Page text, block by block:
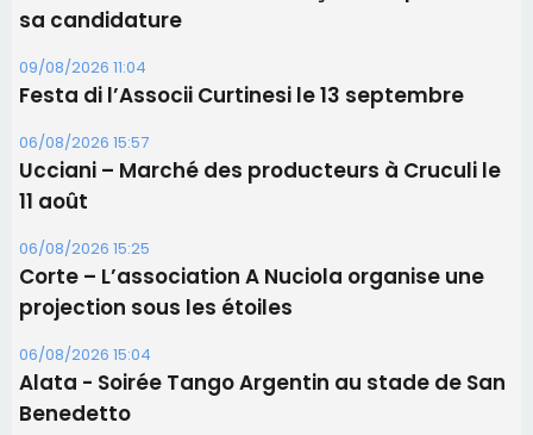
06/08/2026 15:25
Corte – L’association A Nuciola organise une
projection sous les étoiles
06/08/2026 15:04
Alata - Soirée Tango Argentin au stade de San
Benedetto
05/08/2026 09:53
Biguglia : messe de la Sainte-Marie et
procession le 14 août
Les plus lus